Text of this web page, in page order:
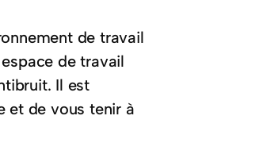
de travail
de travail
Il est
et de vous tenir à